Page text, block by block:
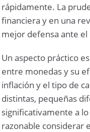
rápidamente. La
financiera y en una
mejor defensa ante
Un aspecto práctico
entre monedas y su
inflación y el tipo de
distintas, pequeñas
significativamente a
razonable considerar